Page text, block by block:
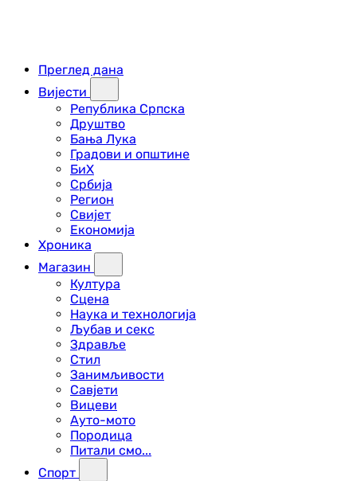
Преглед дана
Вијести
Република Српска
Друштво
Бања Лука
Градови и општине
БиХ
Србија
Регион
Свијет
Економија
Хроника
Магазин
Култура
Сцена
Наука и технологија
Љубав и секс
Здравље
Стил
Занимљивости
Савјети
Вицеви
Ауто-мото
Породица
Питали смо...
Спорт